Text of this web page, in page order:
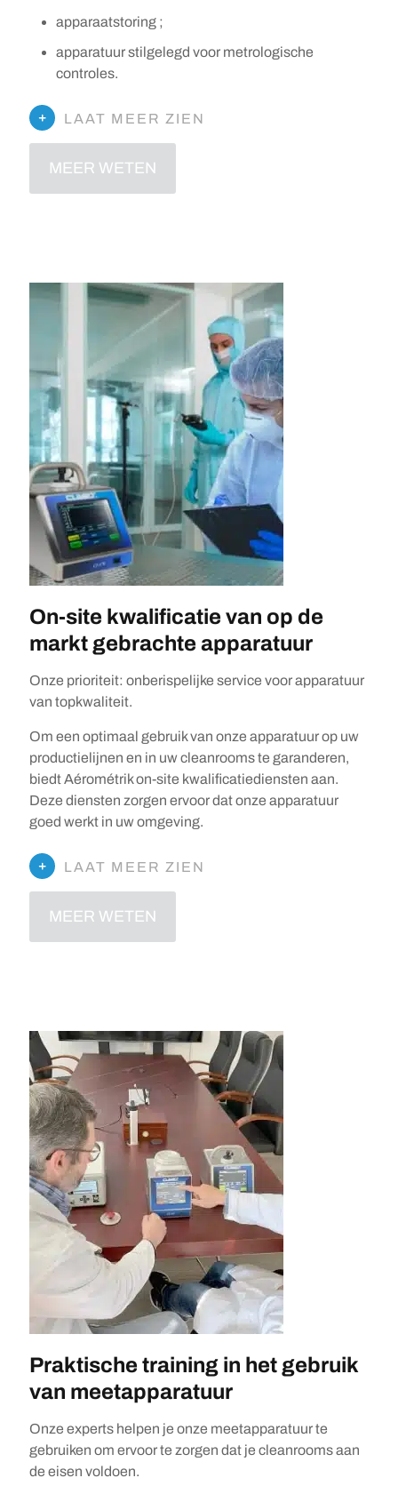
apparaatstoring ;
apparatuur stilgelegd voor metrologische
controles.
LAAT MEER ZIEN
MEER WETEN
On-site kwalificatie van op de
markt gebrachte apparatuur
Onze prioriteit: onberispelijke service voor apparatuur
van topkwaliteit.
Om een optimaal gebruik van onze apparatuur op uw
productielijnen en in uw cleanrooms te garanderen,
biedt Aérométrik on-site kwalificatiediensten aan.
Deze diensten zorgen ervoor dat onze apparatuur
goed werkt in uw omgeving.
LAAT MEER ZIEN
MEER WETEN
Praktische training in het gebruik
van meetapparatuur
Onze experts helpen je onze meetapparatuur te
gebruiken om ervoor te zorgen dat je cleanrooms aan
de eisen voldoen.